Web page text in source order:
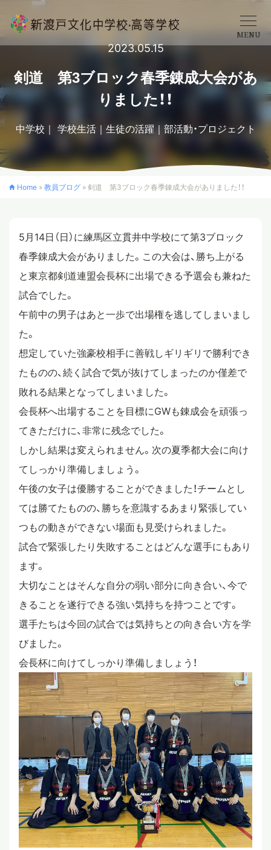
学校概要
中学校
高等学校
クロスカリキュラム
スタディツアー
ニュース
教員ブログ
在校生・保護者・卒業生の方へ
MENU
2023.05.15
剣道 第3ブロック春季錬成大会があ
りました！！
中学校 学校生活 生徒の活躍 部活動・プロジェクト
Home » 教員ブログ » 剣道 第3ブロック春季錬成大会がありました！！
5月14日（日）に練馬区立貫井中学校にて第3ブロック
春季錬成大会がありました。この大会は、勝ち上がる
と東京都剣道連盟会長杯に出場できる予選会も兼ねた
試合でした。
午前中の男子はあと一歩で出場権を逃してしまいまし
た。
想定していた強豪校相手に善戦しギリギリで勝利でき
たものの、続く試合で気が抜けてしまったのか僅差で
敗れる結果となってしまいました。
会長杯へ出場することを目標にGWも錬成会を頑張っ
てきただけに、非常に残念でした。
しかし結果は変えられません。次の夏季都大会に向け
てしっかり準備しましょう。
午後の女子は優勝することができました！チームとし
ては勝てたものの、勝ちを意識するあまり緊張してい
つもの動きができない場面も見受けられました。
試合で緊張したり失敗することはどんな選手にもあり
ます。
大切なことはそんな自分の弱い部分に向き合い、今で
きることを遂行できる強い気持ちを持つことです。
選手たちは今回の試合では気持ちとの向き合い方を学
びました。
会長杯に向けてしっかり準備しましょう！